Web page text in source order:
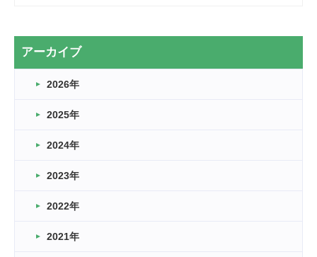
2026.03.20
なぎなた
2026.03.16
車いすバスケとRくんのお話
卒業・卒園の季節★
2026.03.11
緑ケ丘体育館
アーカイブ
2026年
2025年
2024年
2023年
2022年
2021年